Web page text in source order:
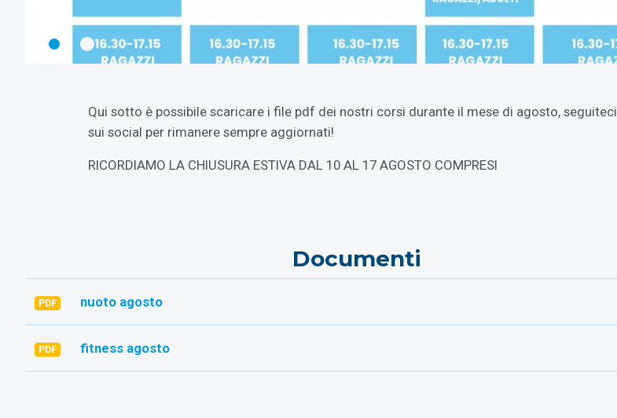
Qui sotto è possibile scaricare i file pdf dei nostri corsi durante il mese di agosto, seguiteci
sui social per rimanere sempre aggiornati!
RICORDIAMO LA CHIUSURA ESTIVA DAL 10 AL 17 AGOSTO COMPRESI
Documenti
PDF nuoto agosto
PDF fitness agosto